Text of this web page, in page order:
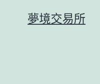
夢境交易所